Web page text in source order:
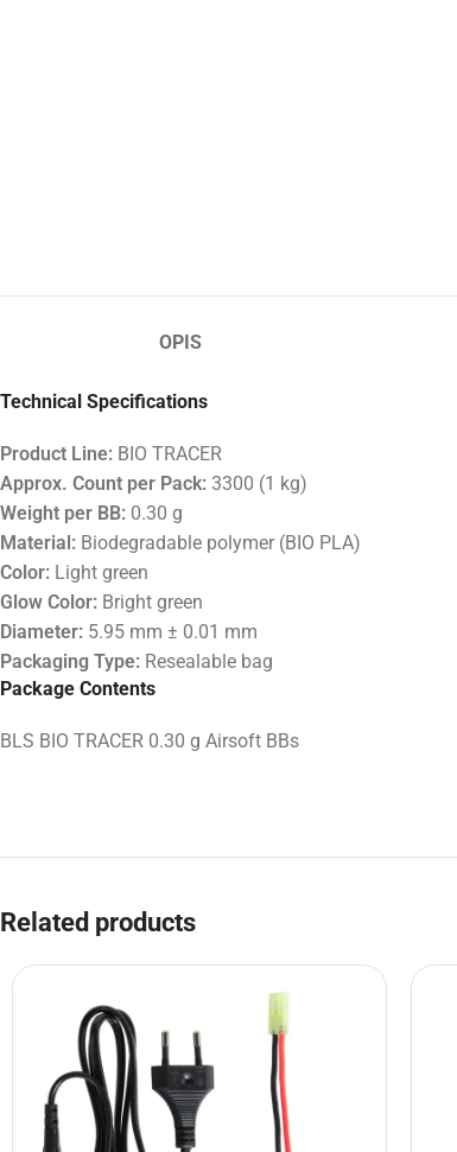
OPIS
Technical Specifications
Product Line: BIO TRACER
Approx. Count per Pack: 3300 (1 kg)
Weight per BB: 0.30 g
Material: Biodegradable polymer (BIO PLA)
Color: Light green
Glow Color: Bright green
Diameter: 5.95 mm ± 0.01 mm
Packaging Type: Resealable bag
Package Contents
BLS BIO TRACER 0.30 g Airsoft BBs
Related products